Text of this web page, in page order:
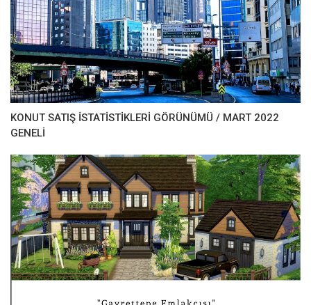
KONUT SATIŞ İSTATİSTİKLERİ GÖRÜNÜMÜ / MART 2022
GENELİ